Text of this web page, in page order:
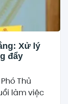
Xử lý
đẩy
Thủ
làm việc